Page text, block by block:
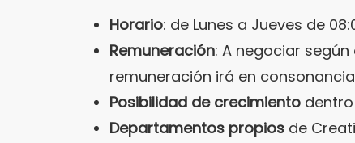
Horario: de Lunes a Jueves de
Remuneración: A negociar
remuneración irá en
Posibilidad de crecimiento
Departamentos propios de